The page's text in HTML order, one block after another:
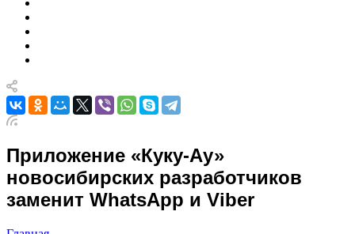
Приложение «Куку-Ау»
новосибирских разработчиков
заменит WhatsApp и Viber